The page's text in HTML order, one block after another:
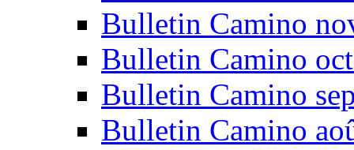
Bulletin Camino
Bulletin Camino
Bulletin Camino
Bulletin Camino